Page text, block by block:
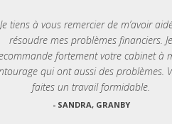
Je tiens à vous remercier de m’avoir
résoudre mes problèmes financiers. Je
fortement votre cabinet à
qui ont aussi des problèmes.
faites un travail formidable.
- SANDRA, GRANBY